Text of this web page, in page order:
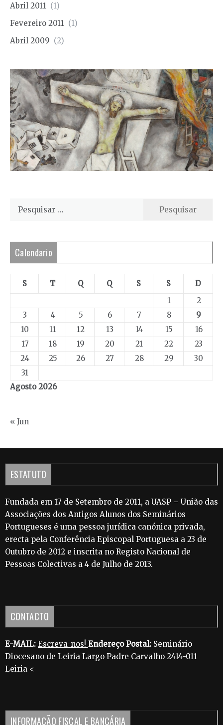
Abril 2011 (1)
Fevereiro 2011 (1)
Abril 2009 (2)
Pesquisar
Calendario
Agosto 2026
S T Q Q S S
D
1
2
3
4 5 6 7 8
9
10
11 12 13 14 15
16
17
18 19 20 21 22
23
24
25 26 27 28 29
30
31
« Jun
ESTATUTO
Fundada em 17 de Setembro de 2011, a UASP – União das
Associações dos Antigos Alunos dos Seminários
Portugueses é uma pessoa jurídica canónica privada,
erecta pela Conferência Episcopal Portuguesa a 23 de
Outubro de 2012 e inscrita no Registo Nacional de
Pessoas Colectivas a 4 de Julho de 2013.
CONTACTO
E-MAIL: Escreva-nos! Endereço Postal: Seminário
Diocesano de Leiria Largo Padre Carvalho 2414-011
Leiria <
INFORMAÇÃO FISCAL E BANCÁRIA